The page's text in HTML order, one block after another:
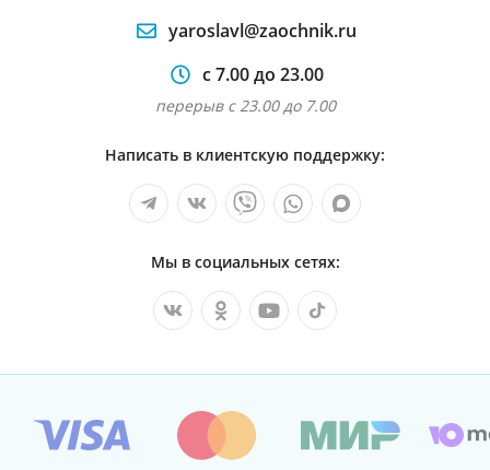
yaroslavl@zaochnik.ru
с 7.00 до 23.00
перерыв с 23.00 до 7.00
Написать в клиентскую поддержку:
Мы в социальных сетях: